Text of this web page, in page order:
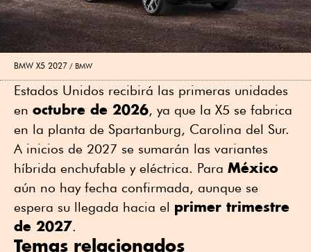
BMW X5 2027 BMW
Estados Unidos recibirá las primeras unidades
en octubre de 2026, ya que la X5 se fabrica
en la planta de Spartanburg, Carolina del Sur.
A inicios de 2027 se sumarán las variantes
híbrida enchufable y eléctrica. Para México
aún no hay fecha confirmada, aunque se
espera su llegada hacia el primer trimestre
de 2027.
Temas relacionados